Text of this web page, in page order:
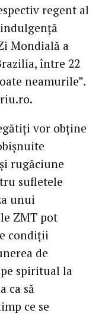
regent al
Mondială a
între 22
neamurile”.
vor obţine
rugăciune
sufletele
unui
ZMT pot
condiţii
de
spiritual la
ca să
ce se